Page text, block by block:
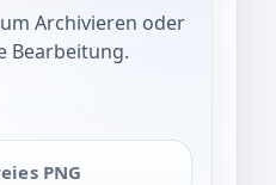
Archivieren oder
Bearbeitung.
PNG